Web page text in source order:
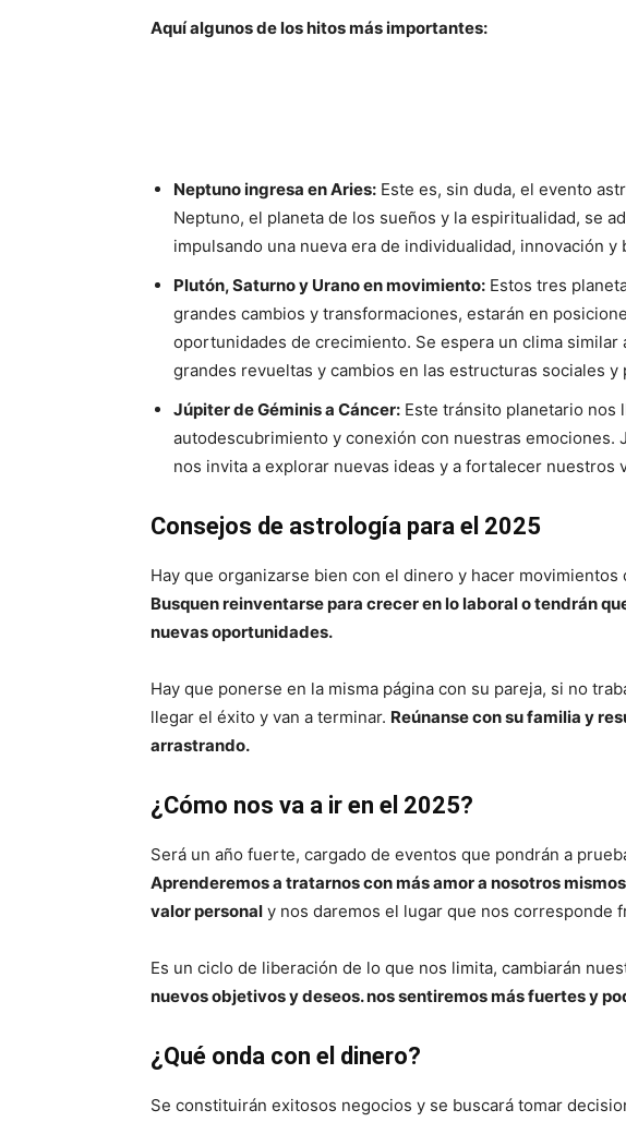
Aquí algunos de los hitos más importantes:
Neptuno ingresa en Aries: Este es, sin duda, el evento
Neptuno, el planeta de los sueños y la espiritualidad, se
impulsando una nueva era de individualidad, innovación y
Plutón, Saturno y Urano en movimiento: Estos tres
grandes cambios y transformaciones, estarán en
oportunidades de crecimiento. Se espera un clima similar
grandes revueltas y cambios en las estructuras sociales y
Júpiter de Géminis a Cáncer: Este tránsito planetario nos
autodescubrimiento y conexión con nuestras emociones.
nos invita a explorar nuevas ideas y a fortalecer nuestros
Consejos de astrología para el 2025
Hay que organizarse bien con el dinero y hacer
Busquen reinventarse para crecer en lo laboral o tendrán
nuevas oportunidades.
Hay que ponerse en la misma página con su pareja, si no
llegar el éxito y van a terminar. Reúnanse con su familia y
arrastrando.
¿Cómo nos va a ir en el 2025?
Será un año fuerte, cargado de eventos que pondrán a
Aprenderemos a tratarnos con más amor a nosotros
valor personal y nos daremos el lugar que nos corresponde
Es un ciclo de liberación de lo que nos limita, cambiarán
nuevos objetivos y deseos. nos sentiremos más fuertes y
¿Qué onda con el dinero?
Se constituirán exitosos negocios y se buscará tomar